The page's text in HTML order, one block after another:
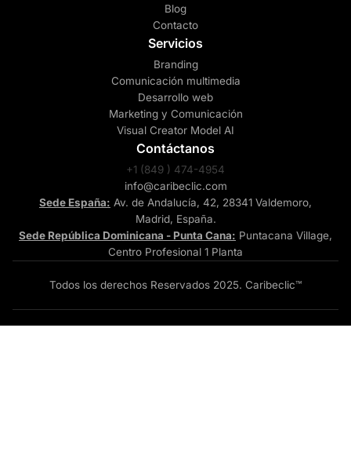
Blog
Contacto
Servicios
Branding
Comunicación multimedia
Desarrollo web
Marketing y Comunicación
Visual Creator Model AI
Contáctanos
+1 (849 ) 474-4954
info@caribeclic.com
Sede España: Av. de Andalucía, 42, 28341 Valdemoro,
Madrid, España.
Sede República Dominicana - Punta Cana: Puntacana Village,
Centro Profesional 1 Planta
Todos los derechos Reservados 2025. Caribeclic™
Chatea con nosotros